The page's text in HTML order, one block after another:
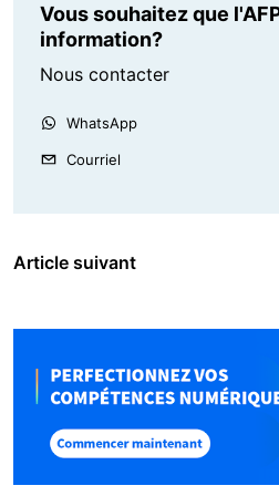
Vous souhaitez que
information?
Nous contacter
WhatsApp
Courriel
Article suivant